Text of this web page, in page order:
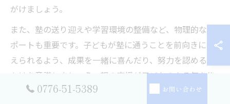
がけましょう。
また、塾の送り迎えや学習環境の整備など、物理的なサ
ポートも重要です。子どもが塾に通うことを前向きに捉
えられるよう、成果を一緒に喜んだり、努力を認める声
かけを意識しましょう。親の応援が子どものやる気を後
押しするケースは多く見られます。
0776-51-5389 お問い合わせ